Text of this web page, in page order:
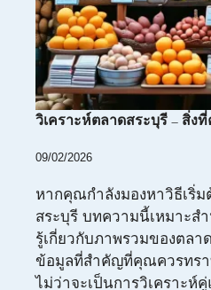
วิเคราะห์ตลาดสระบุรี – สิ่ง
09/02/2026
หากคุณกำลังมองหาวิธีเริ่
สระบุรี บทความนี้เหมาะ
รู้เกี่ยวกับภาพรวมของตล
ข้อมูลที่สำคัญที่คุณควรทรา
ไม่ว่าจะเป็นการวิเคราะห์